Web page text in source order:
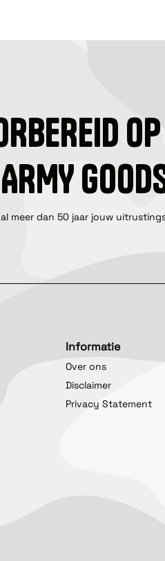
meer dan 50 jaar jouw
Informatie
Over ons
Disclaimer
Privacy Statement